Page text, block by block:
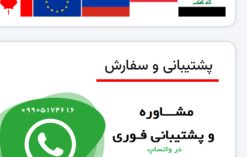
پشتیبانی و سفارش